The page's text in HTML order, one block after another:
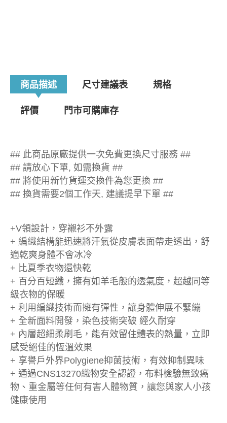
商品描述 尺寸建議表 規格
評價 門市可購庫存
## 此商品原廠提供一次免費更換尺寸服務 ##
## 請放心下單, 如需換貨 ##
## 將使用新竹貨運交換件為您更換 ##
## 換貨需要2個工作天, 建議提早下單 ##
+V領設計，穿襯衫不外露
+ 編織結構能迅速將汗氣從皮膚表面帶走透出，舒
適乾爽身體不會冰冷
+ 比夏季衣物還快乾
+ 百分百短纖，擁有如羊毛般的透氣度，超越同等
級衣物的保暖
+ 利用編織技術而擁有彈性，讓身體伸展不緊繃
+ 全新面料開發，染色技術突破 經久耐穿
+ 內層超細柔刷毛，能有效留住體表的熱量，立即
感受絕佳的恆溫效果
+ 享譽戶外界Polygiene抑菌技術，有效抑制異味
+ 通過CNS13270織物安全認證，布料檢驗無致癌
物、重金屬等任何有害人體物質，讓您與家人小孩
健康使用